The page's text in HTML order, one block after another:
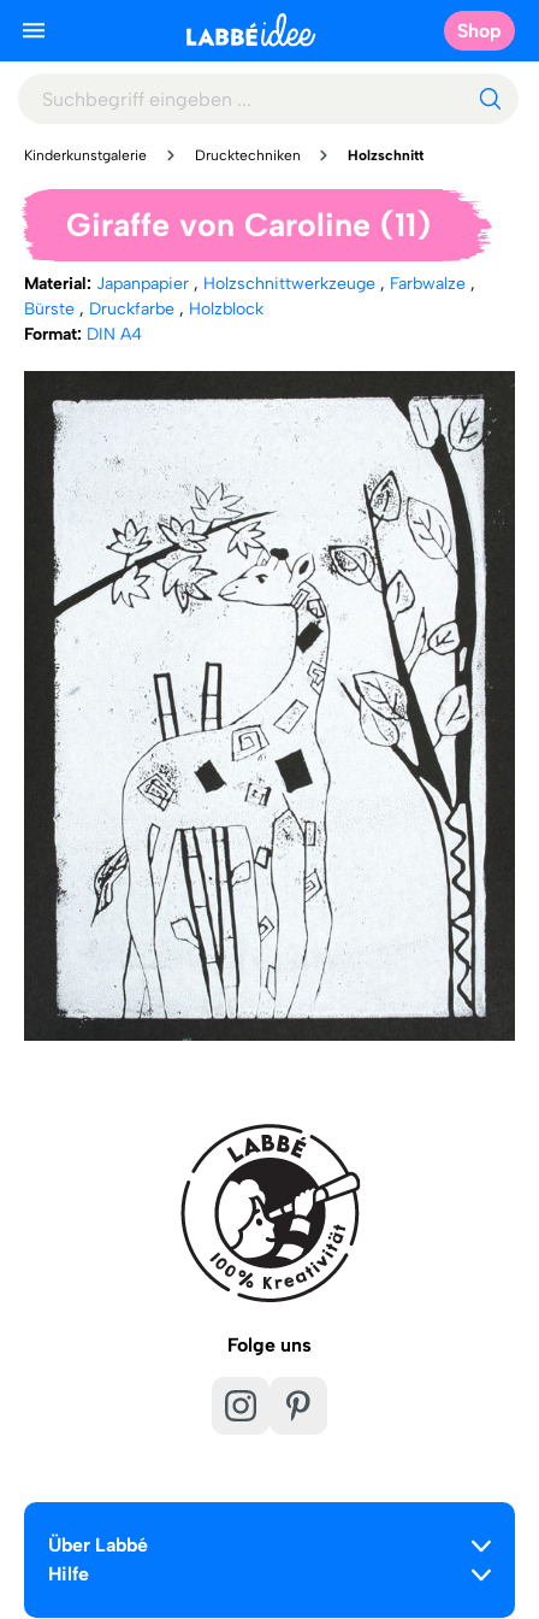
Shop
Kinderkunstgalerie Drucktechniken Holzschnitt
Giraffe von Caroline (11)
Material: Japanpapier , Holzschnittwerkzeuge , Farbwalze ,
Bürste , Druckfarbe , Holzblock
Format: DIN A4
Folge uns
Über Labbé
Hilfe